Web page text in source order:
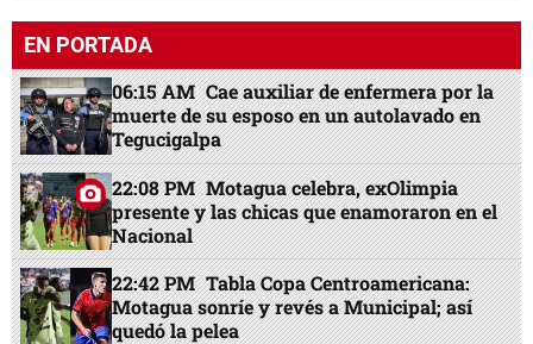
EN PORTADA
06:15 AM Cae auxiliar de enfermera por la
muerte de su esposo en un autolavado en
Tegucigalpa
22:08 PM Motagua celebra, exOlimpia
presente y las chicas que enamoraron en el
Nacional
22:42 PM Tabla Copa Centroamericana:
Motagua sonríe y revés a Municipal; así
quedó la pelea